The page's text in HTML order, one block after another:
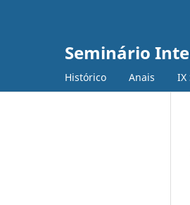
Seminário
Histórico Anais IX